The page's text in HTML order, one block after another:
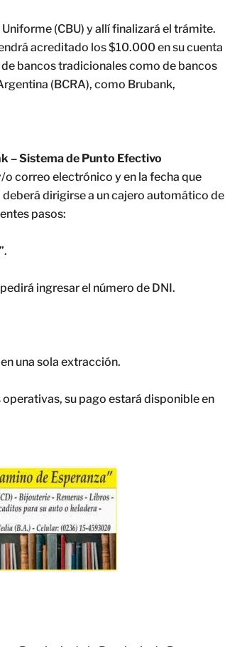
(CBU) y allí finalizará el trámite.
acreditado los $10.000 en su cuenta
bancos tradicionales como de bancos
(BCRA), como Brubank,
– Sistema de Punto Efectivo
correo electrónico y en la fecha que
dirigirse a un cajero automático de
pasos:
ingresar el número de DNI.
una sola extracción.
su pago estará disponible en